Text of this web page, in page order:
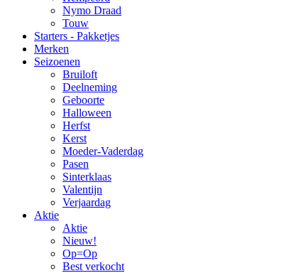
Nymo Draad
Touw
Starters - Pakketjes
Merken
Seizoenen
Bruiloft
Deelneming
Geboorte
Halloween
Herfst
Kerst
Moeder-Vaderdag
Pasen
Sinterklaas
Valentijn
Verjaardag
Aktie
Aktie
Nieuw!
Op=Op
Best verkocht